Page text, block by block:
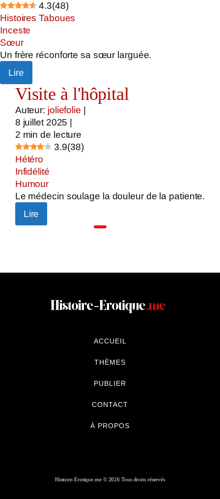
4.3(48)
Histoires Taboues
Inceste
Sœur
Un frère réconforte sa sœur larguée.
Lire
Visite à l'hôpital
Auteur: joliefolie
8 juillet 2025
2 min de lecture
3.9(38)
Hétéro
Infidélité
Humour
Le médecin soulage la douleur de la patiente.
Lire
ACCUEIL
THÈMES
PUBLIER
CONTACT
À PROPOS
Histoire-Erotique.me © 2026 Tous droits réservés